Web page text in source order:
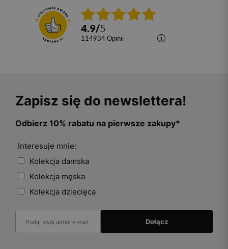
4.9/5
114934 opinii
Zapisz się do newslettera!
Odbierz 10% rabatu na pierwsze zakupy*
Interesuje mnie:
Kolekcja damska
Kolekcja męska
Kolekcja dziecięca